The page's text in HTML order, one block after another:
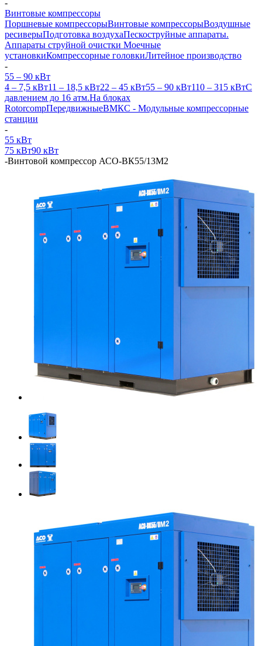
-
Винтовые компрессоры
Поршневые компрессорыВинтовые компрессорыВоздушные
ресиверыПодготовка воздухаПескоструйные аппараты.
Аппараты струйной очистки Моечные
установкиКомпрессорные головкиЛитейное производство
-
55 – 90 кВт
4 – 7,5 кВт11 – 18,5 кВт22 – 45 кВт55 – 90 кВт110 – 315 кВтС
давлением до 16 атм.На блоках
RotorcompПередвижныеВМКС - Модульные компрессорные
станции
-
55 кВт
75 кВт90 кВт
-Винтовой компрессор АСО-ВК55/13М2